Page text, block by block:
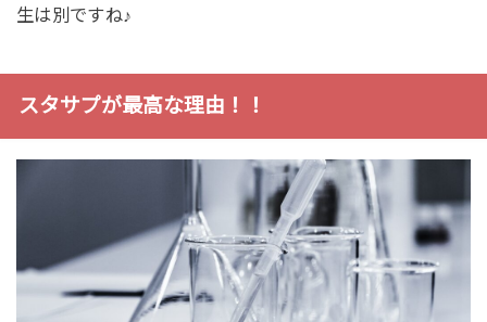
生は別ですね♪
スタサプが最高な理由！！